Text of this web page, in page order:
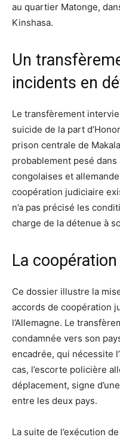
au quartier Matonge,
Kinshasa.
Un
incidents en
Le transfèrement
suicide de la part
prison centrale de
probablement pesé
congolaises et
coopération judiciaire
n’a pas précisé les
charge de la détenue à
La
Ce dossier illustre la
accords de coopération
l’Allemagne. Le
condamnée vers son
encadrée, qui nécessite
cas, l’escorte policière
déplacement, signe
entre les deux pays.
La suite de l’exécution